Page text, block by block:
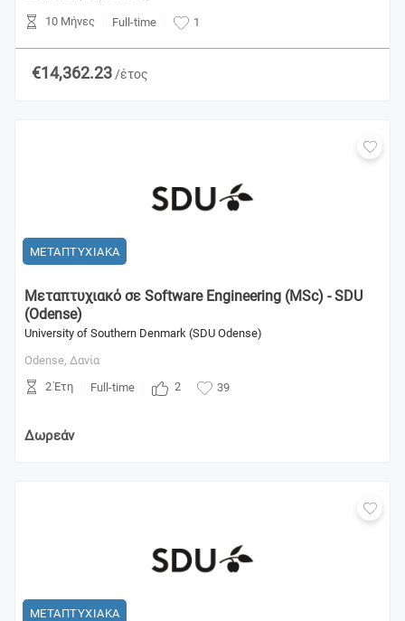
10 Μήνες
Full-time 1
€14,362.23 /έτος
ΜΕΤΑΠΤΥΧΙΑΚΑ
Μεταπτυχιακό σε Software Engineering (MSc) - SDU
(Odense)
University of Southern Denmark (SDU Odense)
Odense, Δανία
2 Έτη
Full-time 2 39
Δωρεάν
ΜΕΤΑΠΤΥΧΙΑΚΑ